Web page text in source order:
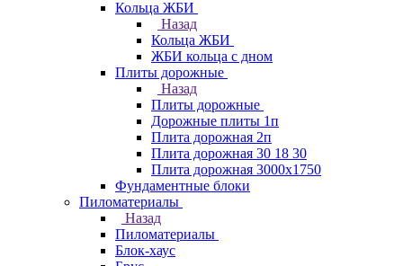
Кольца ЖБИ
Назад
Кольца ЖБИ
ЖБИ кольца с дном
Плиты дорожные
Назад
Плиты дорожные
Дорожные плиты 1п
Плита дорожная 2п
Плита дорожная 30 18 30
Плита дорожная 3000х1750
Фундаментные блоки
Пиломатериалы
Назад
Пиломатериалы
Блок-хаус